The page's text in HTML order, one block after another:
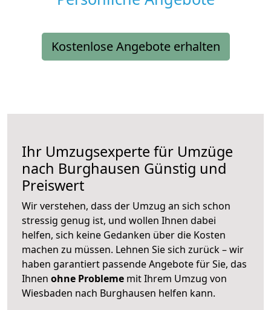
Kostenlose Angebote erhalten
Ihr Umzugsexperte für Umzüge
nach Burghausen Günstig und
Preiswert
Wir verstehen, dass der Umzug an sich schon
stressig genug ist, und wollen Ihnen dabei
helfen, sich keine Gedanken über die Kosten
machen zu müssen. Lehnen Sie sich zurück – wir
haben garantiert passende Angebote für Sie, das
Ihnen ohne Probleme mit Ihrem Umzug von
Wiesbaden nach Burghausen helfen kann.